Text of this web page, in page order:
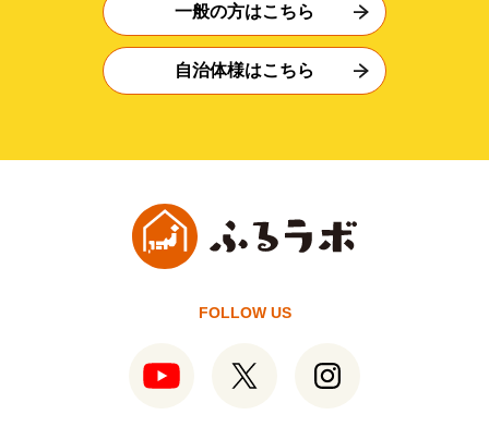
一般の方はこちら
自治体様はこちら
FOLLOW US